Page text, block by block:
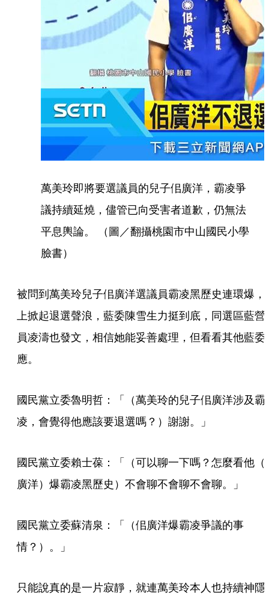
萬美玲即將要選議員的兒子佀廣洋，霸凌爭
議持續延燒，儘管已向受害者道歉，仍無法
平息輿論。 （圖／翻攝桃園市中山國民小學
臉書）
被問到萬美玲兒子佀廣洋選議員霸凌黑歷史連環爆，
上掀起退選聲浪，藍委陳雪生力挺到底，同選區藍營
員凌濤也發文，相信她能妥善處理，但看看其他藍委
應。
國民黨立委魯明哲：「（萬美玲的兒子佀廣洋涉及霸
凌，會覺得他應該要退選嗎？）謝謝。」
國民黨立委賴士葆：「（可以聊一下嗎？怎麼看他（
廣洋）爆霸凌黑歷史）不會聊不會聊不會聊。」
國民黨立委蘇清泉：「（佀廣洋爆霸凌爭議的事
情？）。」
只能說真的是一片寂靜，就連萬美玲本人也持續神隱